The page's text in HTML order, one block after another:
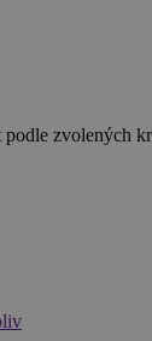
podle zvolených